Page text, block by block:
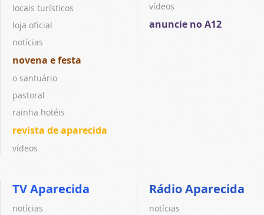
locais turísticos
loja oficial
notícias
novena e festa
o santuário
pastoral
rainha hotéis
revista de aparecida
vídeos
vídeos
anuncie no A12
TV Aparecida
notícias
Rádio Aparecida
notícias